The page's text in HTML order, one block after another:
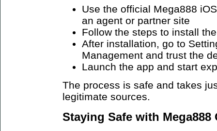
Use the official Mega888
an agent or partner site
Follow the steps to install
After installation, go to
Management and trust the
Launch the app and start
The process is safe and takes
legitimate sources.
Staying Safe with Mega888